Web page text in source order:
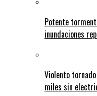
Potente
inundaciones
Violento
miles sin